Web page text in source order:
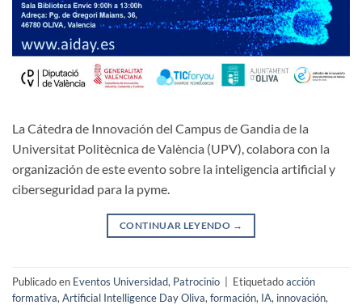
La Cátedra de Innovación del Campus de Gandia de la
Universitat Politècnica de València (UPV), colabora con la
organización de este evento sobre la inteligencia artificial y
ciberseguridad para la pyme.
CONTINUAR LEYENDO →
Publicado en Eventos Universidad, Patrocinio Etiquetadoacción
formativa, Artificial Intelligence Day Oliva, formación, IA, innovación,